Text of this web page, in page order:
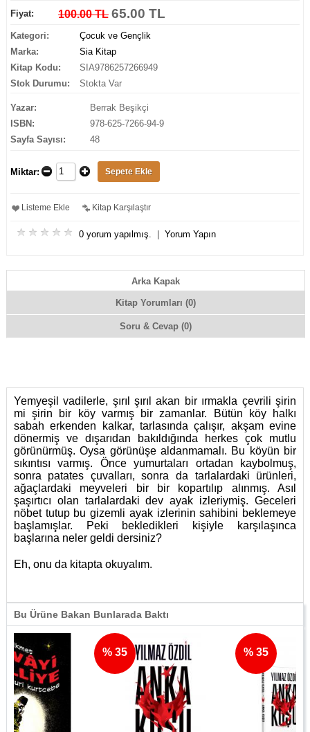
Fiyat: 100.00 TL 65.00 TL
Kategori:
Çocuk ve Gençlik
Marka:
Sia Kitap
Kitap Kodu:
SIA9786257266949
Stok Durumu:
Stokta Var
Yazar:
Berrak Beşikçi
ISBN:
978-625-7266-94-9
Sayfa Sayısı:
48
Miktar:
Listeme Ekle Kitap Karşılaştır
0 yorum yapılmış. Yorum Yapın
Arka Kapak
Kitap Yorumları (0)
Soru & Cevap (0)
Yemyeşil vadilerle, şırıl şırıl akan bir ırmakla çevrili şirin
mi şirin bir köy varmış bir zamanlar. Bütün köy halkı
sabah erkenden kalkar, tarlasında çalışır, akşam evine
dönermiş ve dışarıdan bakıldığında herkes çok mutlu
görünürmüş. Oysa görünüşe aldanmamalı. Bu köyün bir
sıkıntısı varmış. Önce yumurtaları ortadan kaybolmuş,
sonra patates çuvalları, sonra da tarlalardaki ürünleri,
ağaçlardaki meyveleri bir bir kopartılıp alınmış. Asıl
şaşırtıcı olan tarlalardaki dev ayak izleriymiş. Geceleri
nöbet tutup bu gizemli ayak izlerinin sahibini beklemeye
başlamışlar. Peki bekledikleri kişiyle karşılaşınca
başlarına neler geldi dersiniz?
Eh, onu da kitapta okuyalım.
Bu Ürüne Bakan Bunlarada Baktı
% 35 % 35